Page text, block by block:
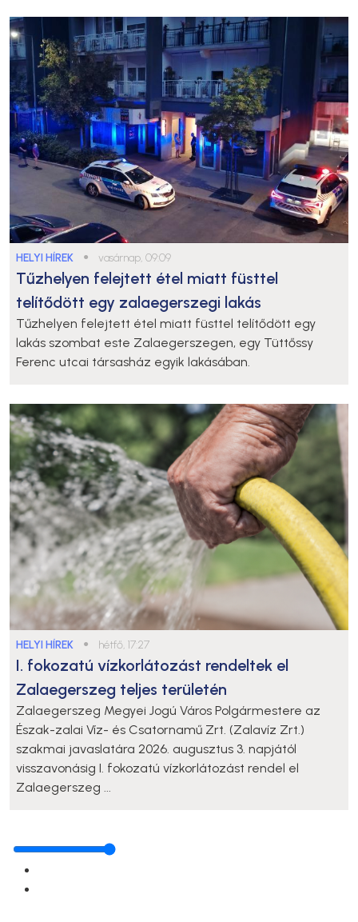
HELYI HÍREK ● vasárnap, 09:09
Tűzhelyen felejtett étel miatt füsttel
telítődött egy zalaegerszegi lakás
Tűzhelyen felejtett étel miatt füsttel telítődött egy
lakás szombat este Zalaegerszegen, egy Tüttőssy
Ferenc utcai társasház egyik lakásában.
HELYI HÍREK ● hétfő, 17:27
I. fokozatú vízkorlátozást rendeltek el
Zalaegerszeg teljes területén
Zalaegerszeg Megyei Jogú Város Polgármestere az
Észak-zalai Víz- és Csatornamű Zrt. (Zalavíz Zrt.)
szakmai javaslatára 2026. augusztus 3. napjától
visszavonásig I. fokozatú vízkorlátozást rendel el
Zalaegerszeg ...